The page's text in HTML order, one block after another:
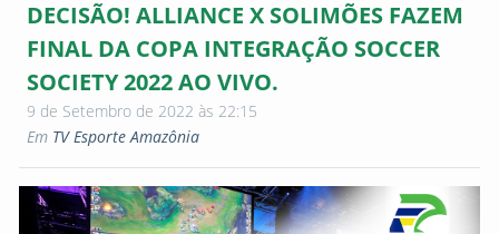
DECISÃO! ALLIANCE X SOLIMÕES FAZEM
FINAL DA COPA INTEGRAÇÃO SOCCER
SOCIETY 2022 AO VIVO.
9 de Setembro de 2022 às 22:15
Em TV Esporte Amazônia